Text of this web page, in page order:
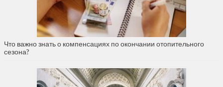
Что важно знать о компенсациях по окончании отопительного
сезона?